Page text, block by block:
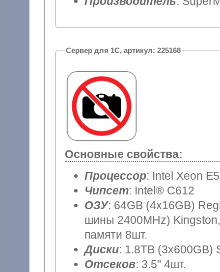
Сервер для 1С, артикул: 225168
Основные свойства:
Процессор: Intel Xeon
Чипсет: Intel® C612
ОЗУ: 64GB (4x16GB)
шины 2400MHz)
памяти 8шт.
Диски: 1.8TB (3x600GB)
Отсеков: 3.5" 4шт.